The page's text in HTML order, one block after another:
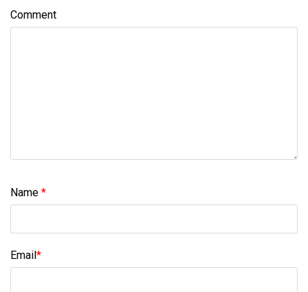
Comment
Name *
Email*